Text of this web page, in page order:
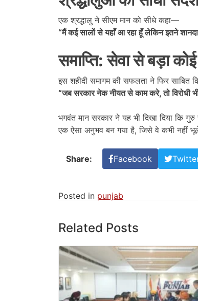
एक श्रद्धालु ने सीएम मान को सीधे कहा—
“मैं कई सालों से यहाँ आ रहा हूँ लेकिन इतने
समाप्ति: सेवा से बड़ा
इस शहीदी समागम की सफलता ने फिर साबित
“जब सरकार नेक नीयत से काम करे,तो विरोधी
भगवंत मान सरकार ने यह भी दिखा दिया कि
एक ऐसा अनुभव बन गया है, जिसे वे कभी नहीं
Share: Facebook
Posted in punjab
Related Posts